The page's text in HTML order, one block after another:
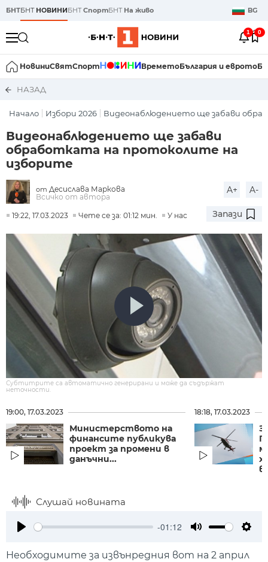
БНТБНТ НОВИНИБНТСпортБНТ На живо BG
1 0
НовиниСвятСпорт ВреметоБългария и еврото
НАЗАД
Начало Избори 2026 Видеонаблюдението ще забави
Видеонаблюдението ще забави
обработката на протоколите на
изборите
от Десислава Маркова
Всичко от автора
A+ A-
19:22, 17.03.2023 Чете се за: 01:12 мин. У нас Запази
Субтитрите са автоматично генерирани и може да съдържат
неточности.
19:00, 17.03.2023
Министерството на
финансите публикува
проект за промени в
данъчни...
18:18, 17.03.2023
Слушай новината
-01:12
Необходимите за извънредния вот на 2 април